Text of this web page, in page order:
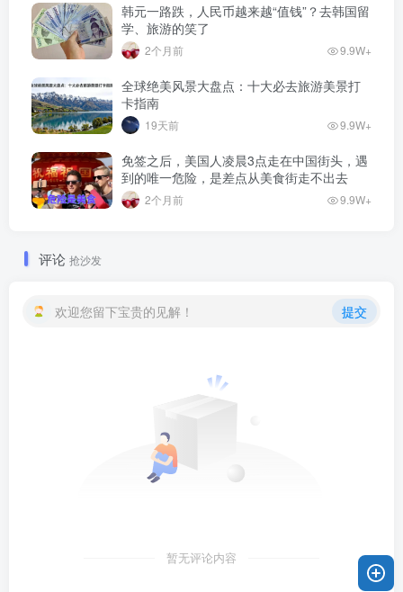
韩元一路跌，人民币越来越“值钱”？去韩国留
学、旅游的笑了
2个月前 9.9W+
全球绝美风景大盘点：十大必去旅游美景打
卡指南
19天前 9.9W+
免签之后，美国人凌晨3点走在中国街头，遇
到的唯一危险，是差点从美食街走不出去
2个月前 9.9W+
评论 抢沙发
欢迎您留下宝贵的见解！ 提交
暂无评论内容